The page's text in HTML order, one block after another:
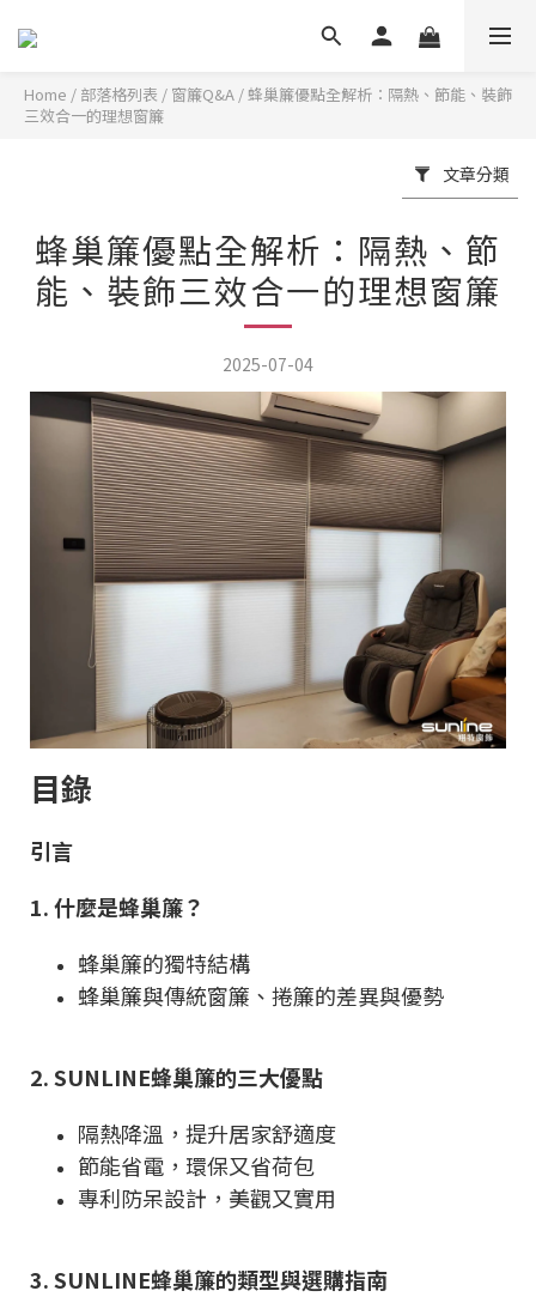
Home / 部落格列表 / 窗簾Q&A /蜂巢簾優點全解析：隔熱、節能、裝飾
三效合一的理想窗簾
文章分類
蜂巢簾優點全解析：隔熱、節
能、裝飾三效合一的理想窗簾
2025-07-04
目錄
引言
1. 什麼是蜂巢簾？
蜂巢簾的獨特結構
蜂巢簾與傳統窗簾、捲簾的差異與優勢
2. SUNLINE蜂巢簾的三大優點
隔熱降溫，提升居家舒適度
節能省電，環保又省荷包
專利防呆設計，美觀又實用
3. SUNLINE蜂巢簾的類型與選購指南